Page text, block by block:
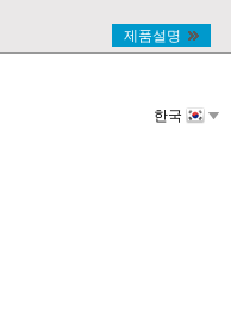
제품설명
한국